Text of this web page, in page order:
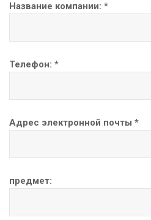
Название компании: *
Телефон: *
Адрес электронной почты *
предмет: